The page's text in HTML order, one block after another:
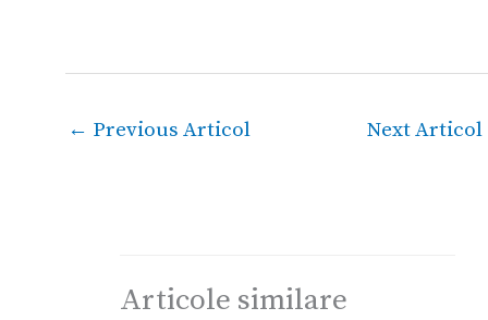
← Previous Articol Next Articol
Articole similare